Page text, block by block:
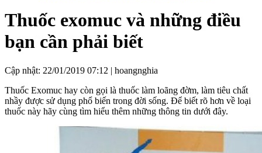
Thuốc exomuc và những điều
bạn cần phải biết
Cập nhật: 22/01/2019 07:12 | hoangnghia
Thuốc Exomuc hay còn gọi là thuốc làm loãng đờm, làm tiêu chất
nhầy được sử dụng phổ biến trong đời sống. Để biết rõ hơn về loại
thuốc này hãy cùng tìm hiểu thêm những thông tin dưới đây.